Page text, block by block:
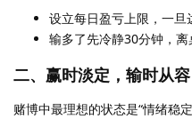
设立每日盈亏上限，一旦
输多了先冷静30分钟，离
二、赢时淡定，输时从容
赌博中最理想的状态是“情绪稳